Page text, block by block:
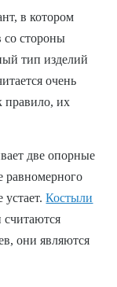
в котором
со стороны
тип изделий
очень
правило, их
две опорные
равномерного
устает.Костыли
считаются
они являются